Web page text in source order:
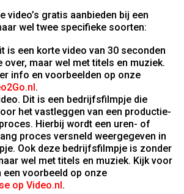
video’s gratis aanbieden bij een
wel twee specifieke soorten:
is een korte video van 30 seconden
over, maar wel met titels en muziek.
info en voorbeelden op onze
.
Dit is een bedrijfsfilmpje die
het vastleggen van een productie-
Hierbij wordt een uren- of
proces versneld weergegeven in
Ook deze bedrijfsfilmpje is zonder
wel met titels en muziek. Kijk voor
een voorbeeld op onze
op Video.nl.